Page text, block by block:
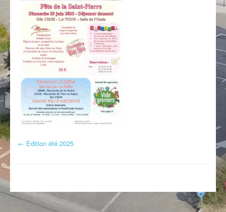
Navigation d'article
← Edition été 2025